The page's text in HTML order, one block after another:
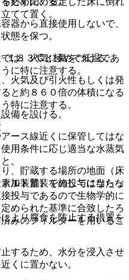
てて置く。
態を保つ。
は、火気に気をつける。
火気及び引火性もしくは発
備を設ける。
ース線近くに保管してはな
、貯蔵する場所の地面（床
ルト舗装を施してはならな
より腐食を防止する措置を
するため、水分を浸入させ
くに置かない。
器から直接使用しないで、
１８３℃と極めて低温であ
に特に注意する。
と約８６０倍の体積になる
特に注意する。
用条件に応じ適当な水蒸気
。
加装置）での投与に当たっ
投与であるので生物学的に
められた基準に合致したろ
みのフィルターを用いるこ